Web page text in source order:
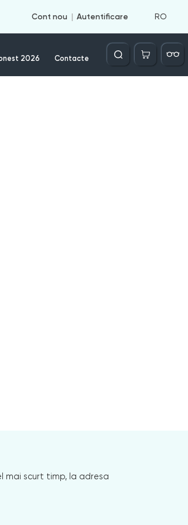
Cont nou Autentificare RO
2026 Contacte
Căutare
mai scurt timp, la adresa